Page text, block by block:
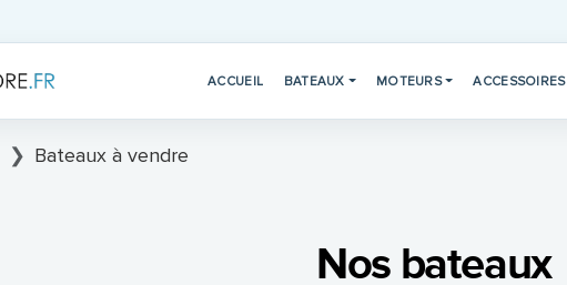
ACCUEIL BATEAUX MOTEURS ACCESSOIRES
Bateaux à vendre
Nos bateaux